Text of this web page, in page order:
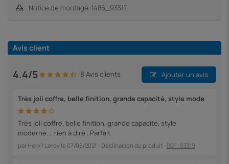
Notice de montage-1486_93317
Avis client
4.4/5 8 Avis clients Ajouter un avis
Très joli coffre, belle finition, grande capacité, style mode
Très joli coffre, belle finition, grande capacité, style
moderne.... rien à dire . Parfait
par Herv? Leroy le 07/05/2021 - Déclinaison du produit : REF : 93319